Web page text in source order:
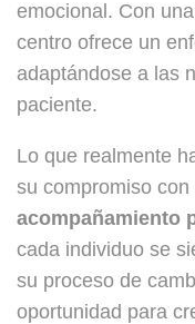
emocional. Con
centro ofrece un
adaptándose a las
paciente.
Lo que realmente
su compromiso con
acompañamiento
cada individuo se
su proceso de
oportunidad para